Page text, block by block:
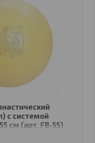
с системой
см (арт. FB-55)